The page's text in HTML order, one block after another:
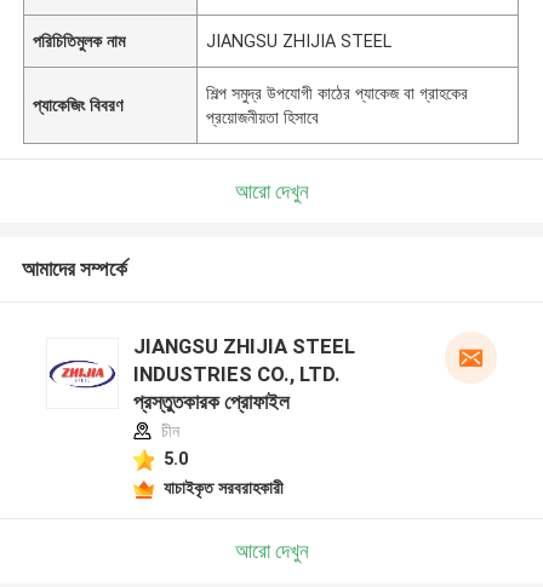
পরিচিতিমুলক নাম JIANGSU ZHIJIA STEEL
প্যাকেজিং বিবরণ
শিল্প সমুদ্র উপযোগী কাঠের প্যাকেজ বা গ্রাহকের
প্রয়োজনীয়তা হিসাবে
আরো দেখুন
আমাদের সম্পর্কে
JIANGSU ZHIJIA STEEL
INDUSTRIES CO., LTD.
প্রস্তুতকারক প্রোফাইল
চীন
5.0
যাচাইকৃত সরবরাহকারী
আরো দেখুন